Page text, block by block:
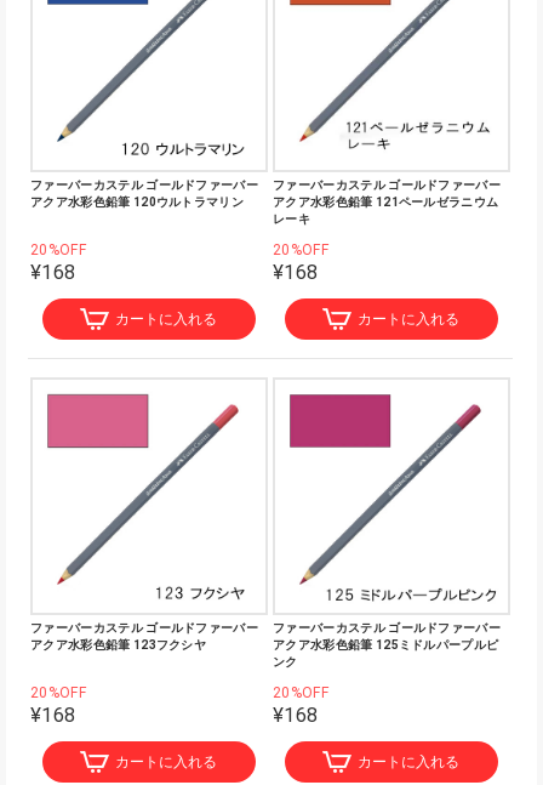
ファーバーカステル ゴールドファーバー
アクア水彩色鉛筆 120ウルトラマリン
20%OFF
¥168
カートに入れる
ファーバーカステル ゴールドファーバー
アクア水彩色鉛筆 121ペールゼラニウム
レーキ
20%OFF
¥168
カートに入れる
ファーバーカステル ゴールドファーバー
アクア水彩色鉛筆 123フクシヤ
20%OFF
¥168
カートに入れる
ファーバーカステル ゴールドファーバー
アクア水彩色鉛筆 125ミドルパープルピ
ンク
20%OFF
¥168
カートに入れる